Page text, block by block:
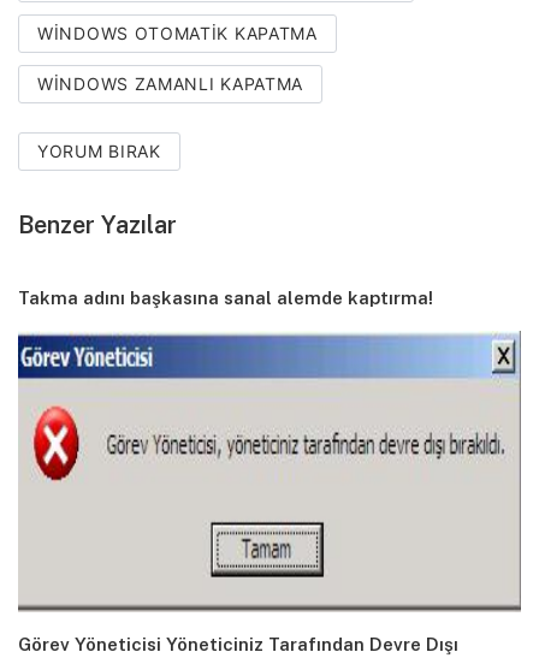
WINDOWS OTOMATIK KAPATMA
WINDOWS ZAMANLI KAPATMA
YORUM BIRAK
Benzer Yazılar
Takma adını başkasına sanal alemde kaptırma!
Görev Yöneticisi Yöneticiniz Tarafından Devre Dışı